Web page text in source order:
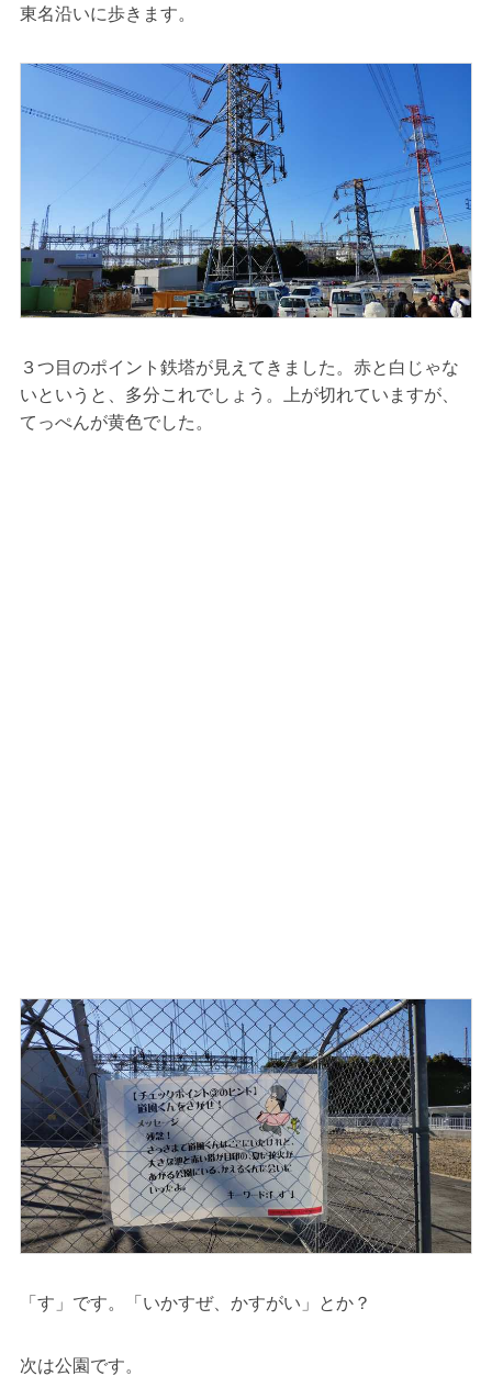
東名沿いに歩きます。
３つ目のポイント鉄塔が見えてきました。赤と白じゃな
いというと、多分これでしょう。上が切れていますが、
てっぺんが黄色でした。
「す」です。「いかすぜ、かすがい」とか？
次は公園です。